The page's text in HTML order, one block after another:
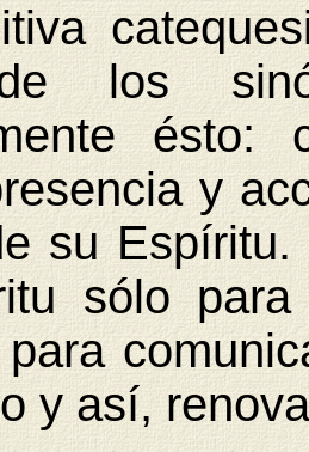
los
ésto:
y
su
sólo
y así,